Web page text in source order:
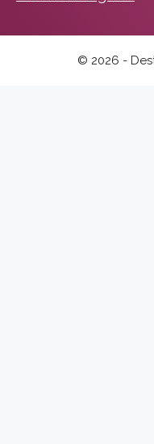
© 2026 -